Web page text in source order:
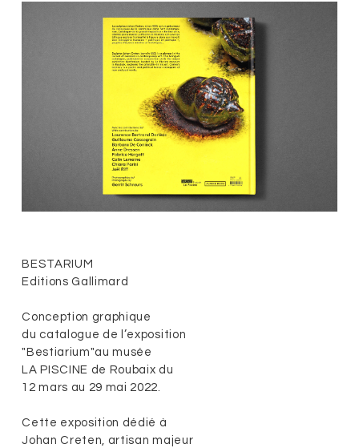
BESTARIUM
Editions Gallimard
Conception graphique
du catalogue de l’exposition
"Bestiarium"au musée
LA PISCINE de Roubaix du
12 mars au 29 mai 2022.
Cette exposition dédié à
Johan Creten, artisan majeur